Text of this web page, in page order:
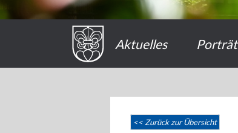
Aktuelles Porträt
<< Zurück zur Übersicht